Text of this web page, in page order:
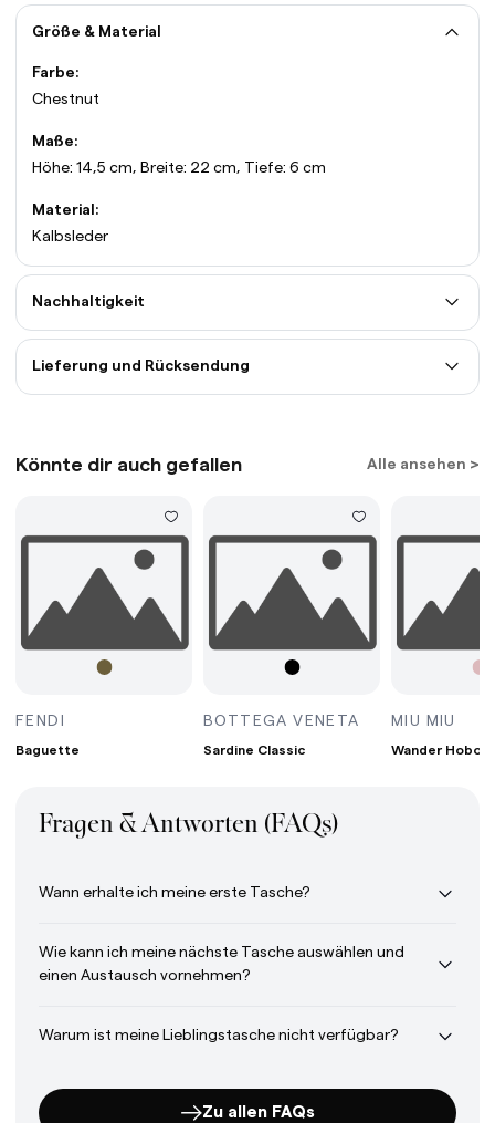
Größe & Material
Farbe:
Chestnut
Maße:
Höhe: 14,5 cm, Breite: 22 cm, Tiefe: 6 cm
Material:
Kalbsleder
Nachhaltigkeit
Lieferung und Rücksendung
Könnte dir auch gefallen Alle ansehen >
MINI BORDEAUX
FENDI BAGUETTE AVOCADO
Baguette
BOTTEGA VENETA SARDINE
Sardine Classic
MIU MIU
Wander Hobo
Fragen & Antworten (FAQs)
Wann erhalte ich meine erste Tasche?
Wie kann ich meine nächste Tasche auswählen und
einen Austausch vornehmen?
Warum ist meine Lieblingstasche nicht verfügbar?
Zu allen FAQs